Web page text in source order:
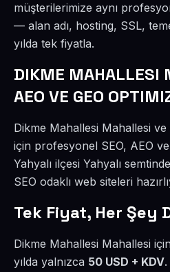
müşterilerimize aynı
— alan adı, hosting, SSL,
yılda tek fiyatla.
DIKME MAHALLESI
AEO VE GEO
Dikme Mahallesi Mahallesi
için profesyonel SEO, AEO
Yahyalı ilçesi Yahyalı
SEO odaklı web siteleri
Tek Fiyat, Her Şey
Dikme Mahallesi Mahallesi
yılda yalnızca 50 USD + KDV